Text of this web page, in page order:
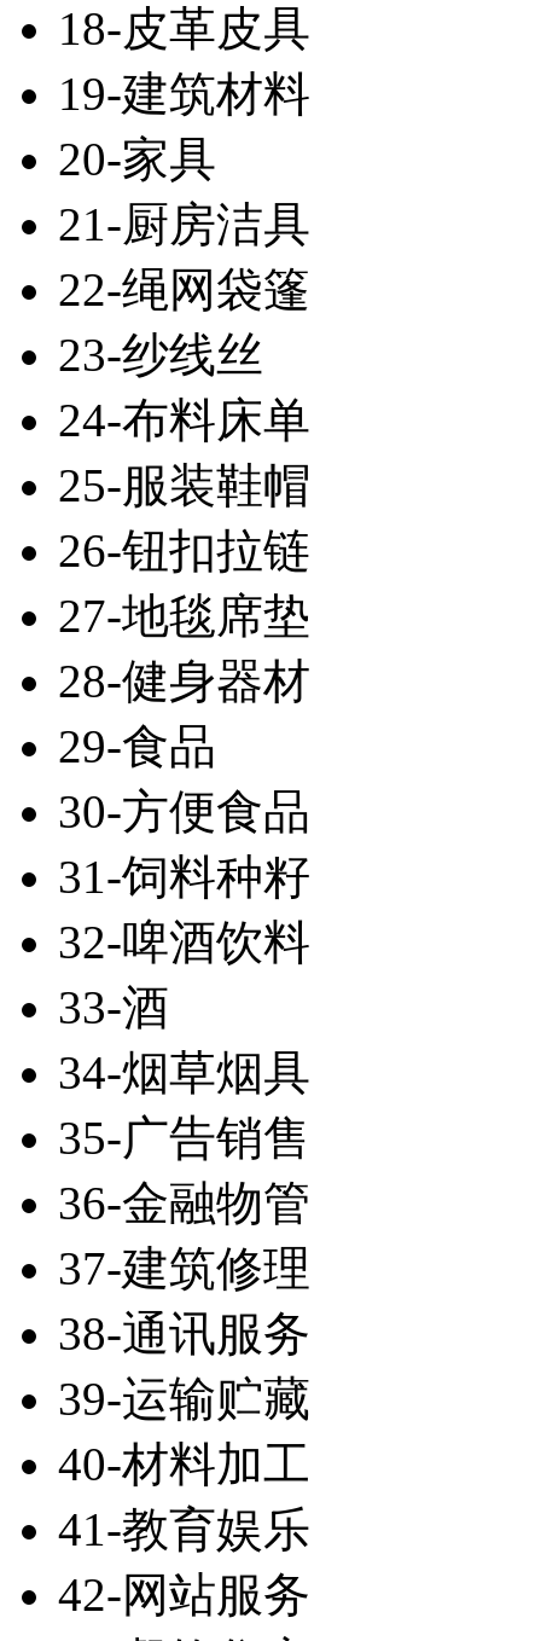
18-皮革皮具
19-建筑材料
20-家具
21-厨房洁具
22-绳网袋篷
23-纱线丝
24-布料床单
25-服装鞋帽
26-钮扣拉链
27-地毯席垫
28-健身器材
29-食品
30-方便食品
31-饲料种籽
32-啤酒饮料
33-酒
34-烟草烟具
35-广告销售
36-金融物管
37-建筑修理
38-通讯服务
39-运输贮藏
40-材料加工
41-教育娱乐
42-网站服务